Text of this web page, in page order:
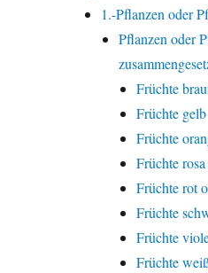
1.-Pflanzen oder
Pflanzen oder
Früchte
Früchte
Früchte
Früchte
Früchte rot
Früchte
Früchte
Früchte